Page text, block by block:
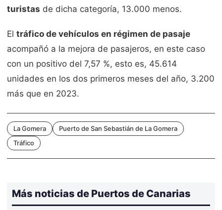
turistas de dicha categoría, 13.000 menos.
El tráfico de vehículos en régimen de pasaje
acompañó a la mejora de pasajeros, en este caso
con un positivo del 7,57 %, esto es, 45.614
unidades en los dos primeros meses del año, 3.200
más que en 2023.
La Gomera
Puerto de San Sebastián de La Gomera
Tráfico
Más noticias de Puertos de Canarias